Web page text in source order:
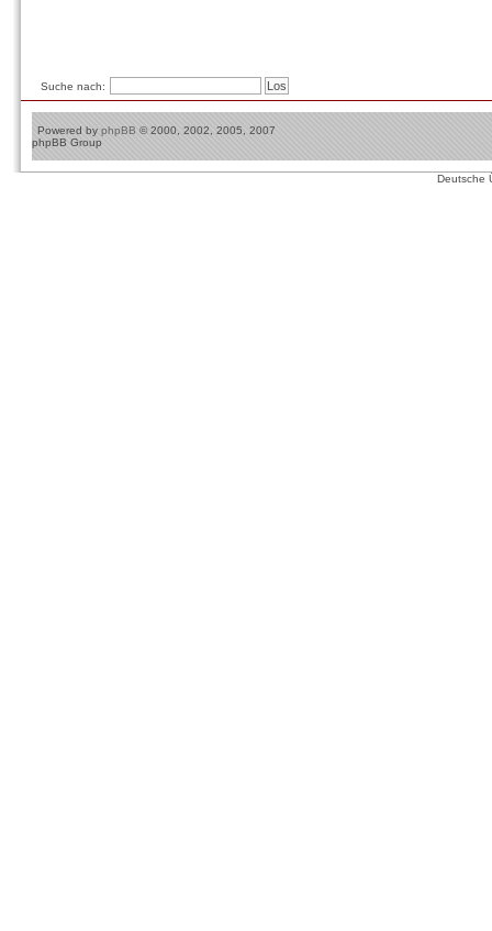
Suche nach:
Powered by phpBB © 2000, 2002, 2005, 2007
phpBB Group
Deutsche